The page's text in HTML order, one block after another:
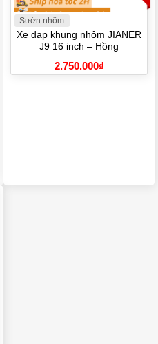
Sườn nhôm
Xe đạp khung nhôm JIANER
J9 16 inch – Hồng
2.750.000₫